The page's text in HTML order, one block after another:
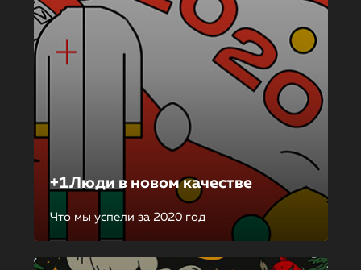
+1Люди в новом качестве
Что мы успели за 2020 год